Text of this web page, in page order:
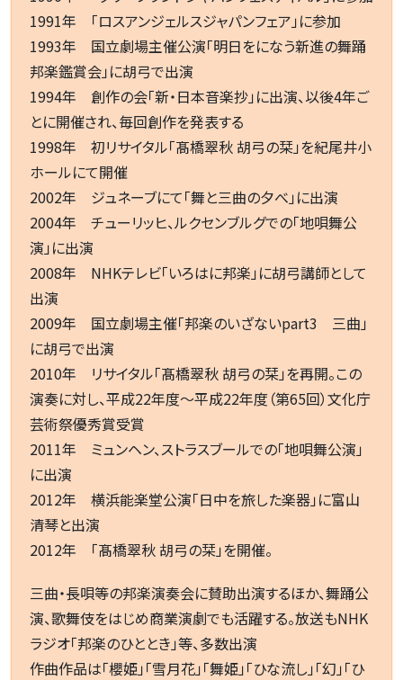
1991年 「ロスアンジェルスジャパンフェア」に参加
1993年 国立劇場主催公演「明日をになう新進の舞踊
邦楽鑑賞会」に胡弓で出演
1994年 創作の会「新・日本音楽抄」に出演、以後4年ご
とに開催され、毎回創作を発表する
1998年 初リサイタル「髙橋翠秋 胡弓の栞」を紀尾井小
ホールにて開催
2002年 ジュネーブにて「舞と三曲の夕べ」に出演
2004年 チューリッヒ、ルクセンブルグでの「地唄舞公
演」に出演
2008年 NHKテレビ「いろはに邦楽」に胡弓講師として
出演
2009年 国立劇場主催「邦楽のいざないpart3 三曲」
に胡弓で出演
2010年 リサイタル「髙橋翠秋 胡弓の栞」を再開。この
演奏に対し、平成22年度～平成22年度（第65回）文化庁
芸術祭優秀賞受賞
2011年 ミュンヘン、ストラスブールでの「地唄舞公演」
に出演
2012年 横浜能楽堂公演「日中を旅した楽器」に富山
清琴と出演
2012年 「髙橋翠秋 胡弓の栞」を開催。
三曲・長唄等の邦楽演奏会に賛助出演するほか、舞踊公
演、歌舞伎をはじめ商業演劇でも活躍する。放送もNHK
ラジオ「邦楽のひととき」等、多数出演
作曲作品は「櫻姫」「雪月花」「舞姫」「ひな流し」「幻」「ひ